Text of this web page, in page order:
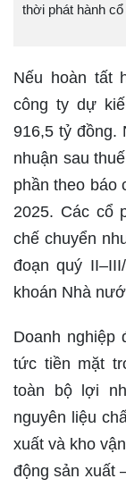
thời phát hành
Nếu hoàn tất
công ty dự
916,5 tỷ đồng.
nhuận sau
phần theo báo
2025. Các cổ
chế chuyển
đoạn quý
khoán Nhà
Doanh nghiệp
tức tiền mặt
toàn bộ lợi
nguyên liệu
xuất và kho
động sản xuất